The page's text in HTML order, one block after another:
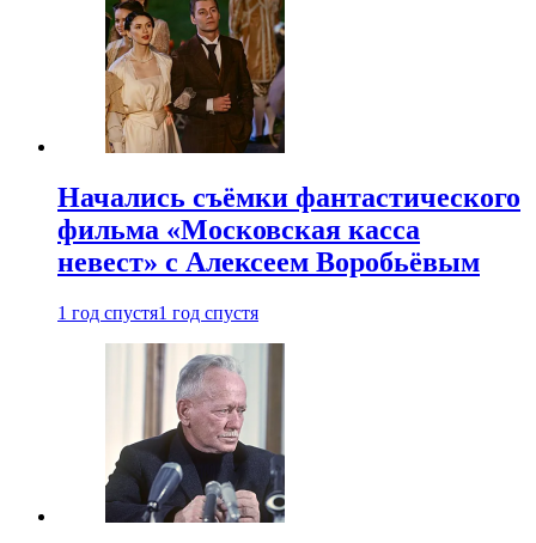
Начались съёмки фантастического
фильма «Московская касса
невест» с Алексеем Воробьёвым
1 год спустя1 год спустя